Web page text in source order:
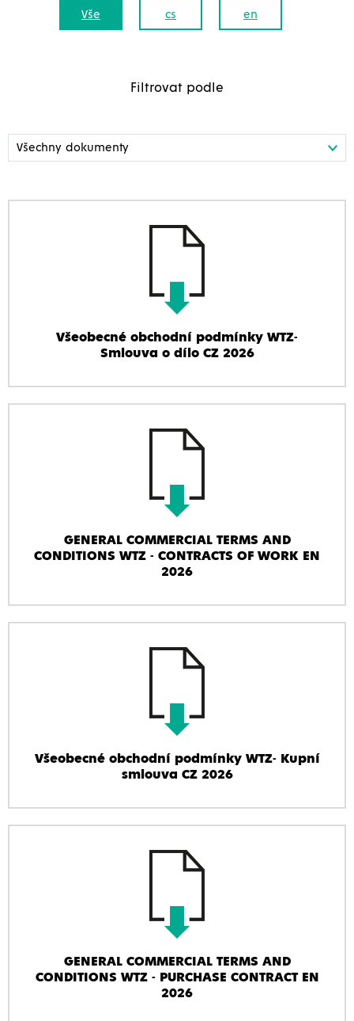
Vše cs en
Filtrovat podle
Všeobecné obchodní podmínky WTZ-
Smlouva o dílo CZ 2026
GENERAL COMMERCIAL TERMS AND
CONDITIONS WTZ - CONTRACTS OF WORK EN
2026
Všeobecné obchodní podmínky WTZ- Kupní
smlouva CZ 2026
GENERAL COMMERCIAL TERMS AND
CONDITIONS WTZ - PURCHASE CONTRACT EN
2026